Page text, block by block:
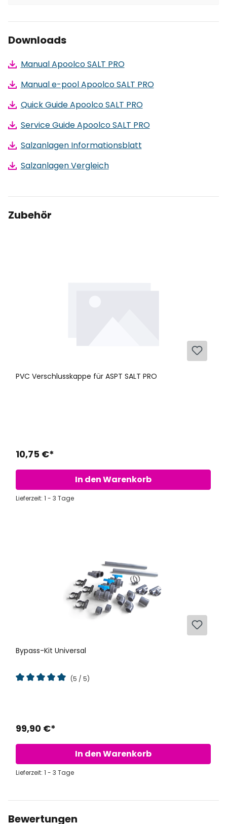
Downloads
Manual Apoolco SALT PRO
Manual e-pool Apoolco SALT PRO
Quick Guide Apoolco SALT PRO
Service Guide Apoolco SALT PRO
Salzanlagen Informationsblatt
Salzanlagen Vergleich
Zubehör
PVC Verschlusskappe für ASPT SALT PRO
10,75 €*
In den Warenkorb
Lieferzeit: 1 - 3 Tage
Bypass-Kit Universal
(5 / 5)
99,90 €*
In den Warenkorb
Lieferzeit: 1 - 3 Tage
Bewertungen